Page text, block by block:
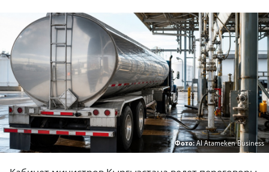
Фото:AI Atameken Business